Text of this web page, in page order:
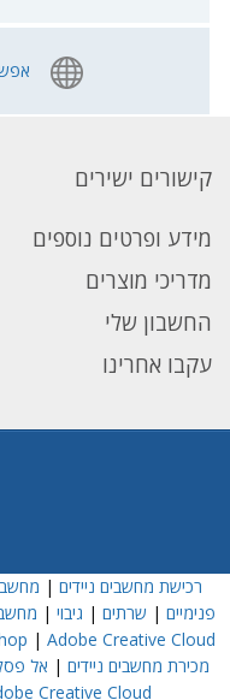
קישורים ישירים
מידע ופרטים נוספים
מדריכי מוצרים
החשבון שלי
עקבו אחרינו
רכישת מחשבים ניידים | מחשב
פנימיים | שרתים | גיבוי | מחשב
| Adobe Creative Cloud
מכירת מחשבים ניידים | אל
Creative Cloud